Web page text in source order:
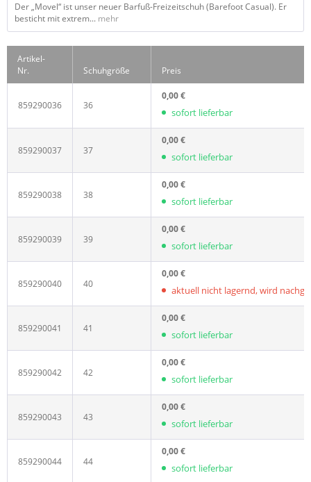
Der „Movel“ ist unser neuer Barfuß-Freizeitschuh (Barefoot Casual). Er
besticht mit extrem... mehr
Artikel-
Nr.
Schuhgröße Preis
859290036 36
0,00 €
sofort lieferbar
859290037 37
0,00 €
sofort lieferbar
859290038 38
0,00 €
sofort lieferbar
859290039 39
0,00 €
sofort lieferbar
859290040 40
0,00 €
aktuell nicht lagernd, wird
859290041 41
0,00 €
sofort lieferbar
859290042 42
0,00 €
sofort lieferbar
859290043 43
0,00 €
sofort lieferbar
859290044 44
0,00 €
sofort lieferbar